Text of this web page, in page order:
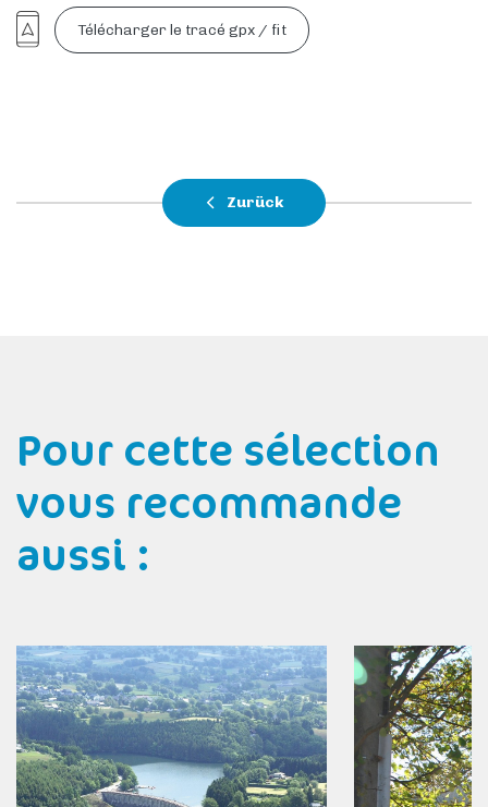
Télécharger le tracé gpx / fit
Zurück
Pour cette sélection
vous recommande
aussi :